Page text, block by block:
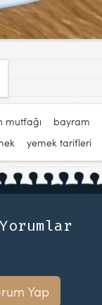
mutfağı bayram
yemek tarifleri
Yorumlar
Yap